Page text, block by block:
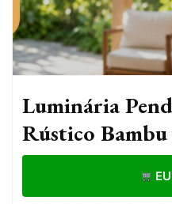
Luminária
Rústico
Sala de Jantar
Lâmpada Led